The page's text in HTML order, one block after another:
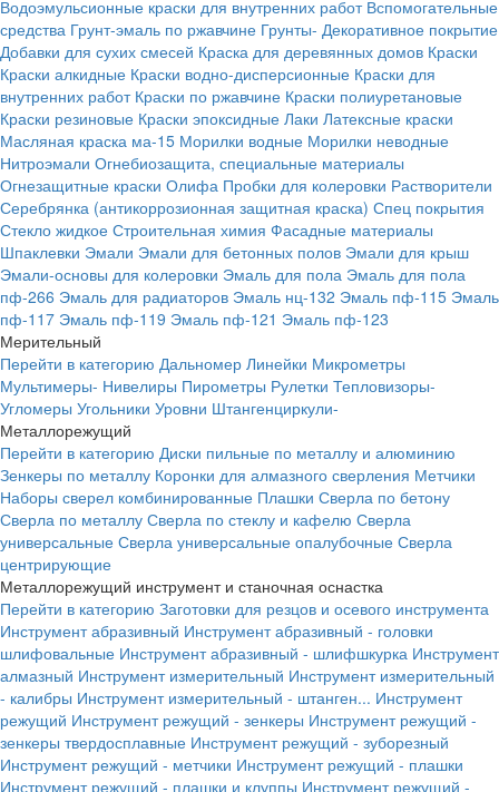
Водоэмульсионные краски для внутренних работ Вспомогательные
средства Грунт-эмаль по ржавчине Грунты- Декоративное покрытие
Добавки для сухих смесей Краска для деревянных домов Краски
Краски алкидные Краски водно-дисперсионные Краски для
внутренних работ Краски по ржавчине Краски полиуретановые
Краски резиновые Краски эпоксидные Лаки Латексные краски
Масляная краска ма-15 Морилки водные Морилки неводные
Нитроэмали Огнебиозащита, специальные материалы
Огнезащитные краски Олифа Пробки для колеровки Растворители
Серебрянка (антикоррозионная защитная краска) Спец покрытия
Стекло жидкое Строительная химия Фасадные материалы
Шпаклевки Эмали Эмали для бетонных полов Эмали для крыш
Эмали-основы для колеровки Эмаль для пола Эмаль для пола
пф-266 Эмаль для радиаторов Эмаль нц-132 Эмаль пф-115 Эмаль
пф-117 Эмаль пф-119 Эмаль пф-121 Эмаль пф-123
Мерительный
Перейти в категорию Дальномер Линейки Микрометры
Мультимеры- Нивелиры Пирометры Рулетки Тепловизоры-
Угломеры Угольники Уровни Штангенциркули-
Металлорежущий
Перейти в категорию Диски пильные по металлу и алюминию
Зенкеры по металлу Коронки для алмазного сверления Метчики
Наборы сверел комбинированные Плашки Сверла по бетону
Сверла по металлу Сверла по стеклу и кафелю Сверла
универсальные Сверла универсальные опалубочные Сверла
центрирующие
Металлорежущий инструмент и станочная оснастка
Перейти в категорию Заготовки для резцов и осевого инструмента
Инструмент абразивный Инструмент абразивный - головки
шлифовальные Инструмент абразивный - шлифшкурка Инструмент
алмазный Инструмент измерительный Инструмент измерительный
- калибры Инструмент измерительный - штанген... Инструмент
режущий Инструмент режущий - зенкеры Инструмент режущий -
зенкеры твердосплавные Инструмент режущий - зуборезный
Инструмент режущий - метчики Инструмент режущий - плашки
Инструмент режущий - плашки и клуппы Инструмент режущий -